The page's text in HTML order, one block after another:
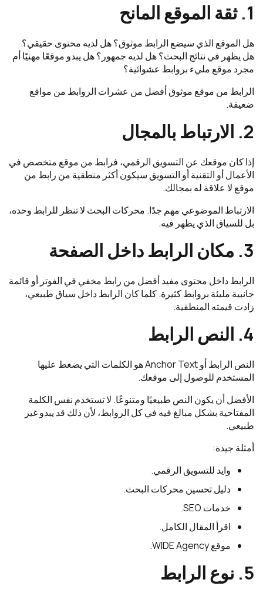
1. ثقة الموقع المانح
هل الموقع الذي سيضع الرابط موثوق؟ هل لديه محتوى حقيقي؟
هل يظهر في نتائج البحث؟ هل لديه جمهور؟ هل يبدو موقعًا مهنيًا أم
مجرد موقع مليء بروابط عشوائية؟
الرابط من موقع موثوق أفضل من عشرات الروابط من مواقع
ضعيفة.
2. الارتباط بالمجال
إذا كان موقعك عن التسويق الرقمي، فرابط من موقع متخصص في
الأعمال أو التقنية أو التسويق سيكون أكثر منطقية من رابط من
موقع لا علاقة له بمجالك.
الارتباط الموضوعي مهم جدًا. محركات البحث لا تنظر للرابط وحده،
بل للسياق الذي يظهر فيه.
3. مكان الرابط داخل الصفحة
الرابط داخل محتوى مفيد أفضل من رابط مخفي في الفوتر أو قائمة
جانبية مليئة بروابط كثيرة. كلما كان الرابط داخل سياق طبيعي،
زادت قيمته المنطقية.
4. النص الرابط
النص الرابط أو Anchor Text هو الكلمات التي يضغط عليها
المستخدم للوصول إلى موقعك.
الأفضل أن يكون النص طبيعيًا ومتنوعًا. لا تستخدم نفس الكلمة
المفتاحية بشكل مبالغ فيه في كل الروابط، لأن ذلك قد يبدو غير
طبيعي.
أمثلة جيدة:
وايد للتسويق الرقمي.
دليل تحسين محركات البحث.
خدمات SEO.
اقرأ المقال الكامل.
موقع WIDE Agency.
5. نوع الرابط